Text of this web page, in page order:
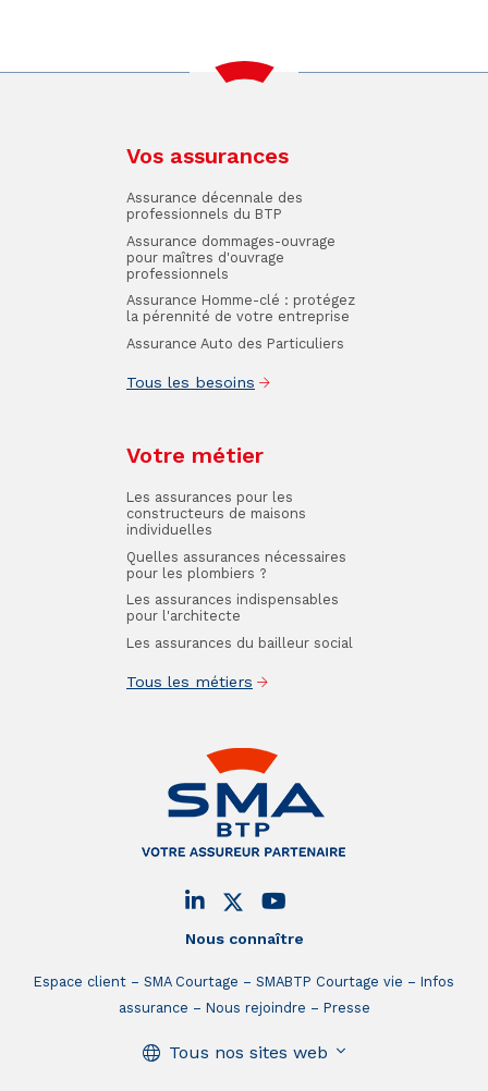
Nous connaître
Espace client SMA Courtage SMABTP Courtage vie
Infos
assurance
Nous rejoindre Presse
Tous nos sites web
Vos assurances
Assurance décennale des
professionnels du BTP
Assurance dommages-ouvrage
pour maîtres d'ouvrage
professionnels
Assurance Homme-clé : protégez
la pérennité de votre entreprise
Assurance Auto des Particuliers
Tous les besoins
Votre métier
Les assurances pour les
constructeurs de maisons
individuelles
Quelles assurances nécessaires
pour les plombiers ?
Les assurances indispensables
pour l'architecte
Les assurances du bailleur social
Tous les métiers